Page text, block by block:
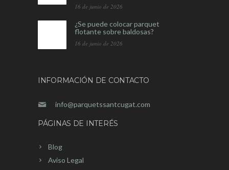
16 de junio de 2026
¿Se puede colocar parquet
flotante sobre baldosas?
16 de junio de 2026
INFORMACIÓN DE CONTACTO
info@parquetssantcugat.com
PÁGINAS DE INTERÉS
Blog
Aviso Legal